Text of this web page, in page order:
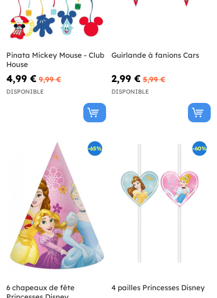
Pinata Mickey Mouse - Club
House
4,99 € 9,99 €
DISPONIBLE
Guirlande à fanions Cars
2,99 € 5,99 €
DISPONIBLE
-65%
6 chapeaux de fête
-60%
4 pailles Princesses Disney